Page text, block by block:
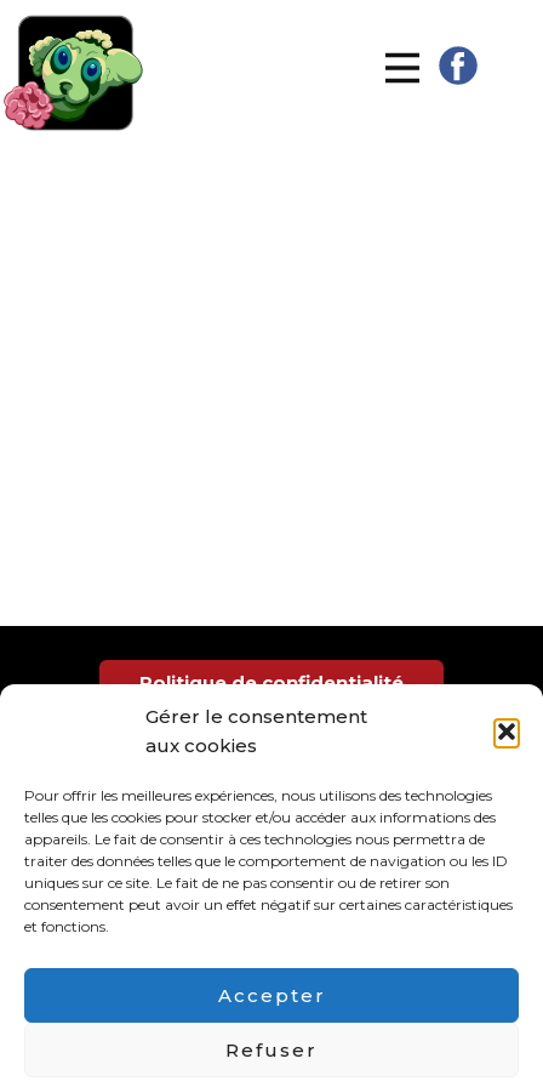
Gérer le consentement
aux cookies
Pour offrir les meilleures expériences, nous utilisons des technologies
telles que les cookies pour stocker et/ou accéder aux informations des
appareils. Le fait de consentir à ces technologies nous permettra de
traiter des données telles que le comportement de navigation ou les ID
uniques sur ce site. Le fait de ne pas consentir ou de retirer son
consentement peut avoir un effet négatif sur certaines caractéristiques
et fonctions.
Accepter
Refuser
Politique de confidentialité
​ATP
Espace André Chamson2, Boulevard Louis
Blanc 30100 ALES
Copyright © 2026 ATP Alès